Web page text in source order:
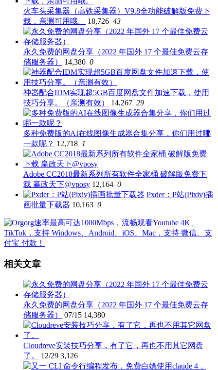
火车头采集器（高铁采集器）V9.8全功能破解版免费下
载，亲测可用哦。
18,726 43
永久免费的网盘分享（2022 年国外 17 个最佳免费云存
储服务器）
14,380 0
神器配合IDM实现超5GB百度网盘文件加速下载，使用
技巧分享。（亲测有效）
14,267 29
多种免费版的AI在线图像生成器合集分享，你们用过哪
一款呢？ 12,718 1
Adobe CC2018最新系列所有软件全家桶 破解版免费下
载 赢政天下@vposy 12,164 0
Pxder：P站(Pixiv)插
画批量下载器 10,163 0
相关文章
永久免费的网盘分享（2022 年国外 17 个最佳免费云存
储服务器）
07/15 14,380
Cloudreve安装技巧分享，有了它，再也不用其它网盘
了。
12/29 3,126